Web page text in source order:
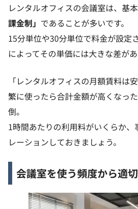
レンタルオフィスの会議室は、基
課金制」 であることが多いです。
15分単位や30分単位で料金が設定
によってその単価には大きな差があ
「レンタルオフィスの月額賃料は
繁に使ったら合計金額が高くなっ
倒。
1時間あたりの利用料がいくらか、
レーションしておきましょう。
会議室を使う頻度から適